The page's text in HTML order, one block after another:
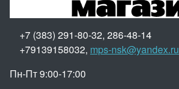
+7 (383) 291-80-32, 286-48-14
+79139158032, mps-nsk@yandex.ru
Пн-Пт 9:00-17:00